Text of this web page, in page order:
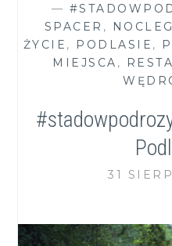
—
SPACER ,
ŻYCIE , PODLASIE ,
MIEJSCA ,
31